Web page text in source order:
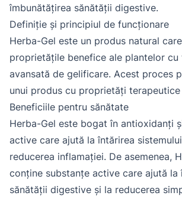
îmbunătățirea sănătății digestive.
Definiție și principiul de funcționare
Herba-Gel este un produs natural
proprietățile benefice ale plantelor cu
avansată de gelificare. Acest proces
unui produs cu proprietăți
Beneficiile pentru sănătate
Herba-Gel este bogat în antioxidanți
active care ajută la întărirea
reducerea inflamației. De asemenea,
conține substanțe active care ajută la
sănătății digestive și la reducerea